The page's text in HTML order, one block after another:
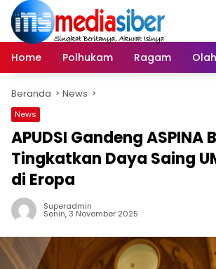
Langsung
konten
Home
Polhukam Ragam
Beranda News
News
APUDSI Gandeng ASPINA
Tingkatkan Daya Saing
di Eropa
Superadmin
Senin, 3 November 2025